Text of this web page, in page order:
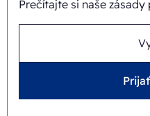
Prečítajte si naše
Automatický Rotary